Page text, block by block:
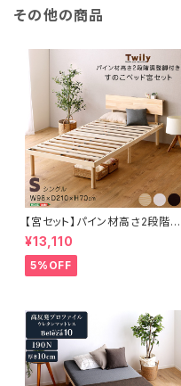
その他の商品
【宮セット】パイン材高さ2段階調
整脚付きすのこベッド(シングル)
ASP-HP-02S
¥13,110
5%OFF